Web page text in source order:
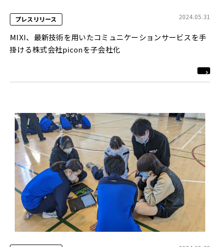
プレスリリース 2024.05.31
MIXI、最新技術を用いたコミュニケーションサービスを手
掛ける株式会社piconを子会社化